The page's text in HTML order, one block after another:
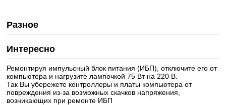
Разное
Интересно
Ремонтируя импульсный блок питания (ИБП), отключите его от
компьютера и нагрузите лампочкой 75 Вт на 220 В.
Так Вы убережете контроллеры и платы компьютера от
повреждения из-за возможных скачков напряжения,
возникающих при ремонте ИБП